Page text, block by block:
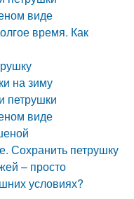
виде
время. Как
на зиму
петрушки
виде
Сохранить петрушку
– просто
условиях?